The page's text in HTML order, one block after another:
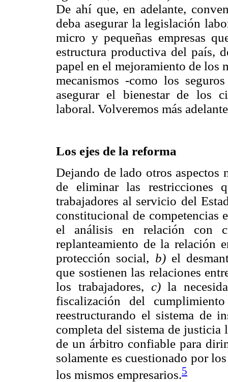
De ahí que, en adelante,
deba asegurar la legislación
micro y pequeñas empresas
estructura productiva del país,
papel en el mejoramiento de los
mecanismos -como los
asegurar el bienestar de los
laboral. Volveremos más
Los ejes de la reforma
Dejando de lado otros aspectos
de eliminar las restricciones
trabajadores al servicio del
constitucional de competencias
el análisis en relación con
replanteamiento de la relación
protección social, b)el
que sostienen las relaciones
los trabajadores, c)la
fiscalización del
reestructurando el sistema de
completa del sistema de
de un árbitro confiable para
solamente es cuestionado por
los mismos empresarios.5